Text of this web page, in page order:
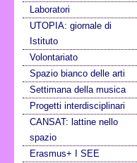
Laboratori
UTOPIA: giornale di
Istituto
Volontariato
Spazio bianco delle arti
Settimana della musica
Progetti interdisciplinari
CANSAT: lattine nello
spazio
Erasmus+ I SEE